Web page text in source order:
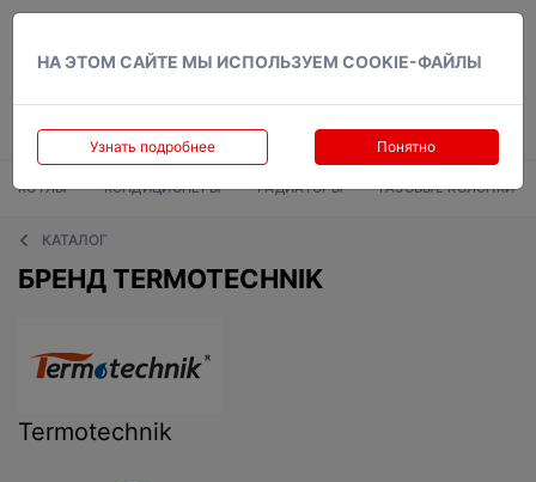
НА ЭТОМ САЙТЕ МЫ ИСПОЛЬЗУЕМ COOKIE-ФАЙЛЫ
Узнать подробнее Понятно
КОТЛЫ КОНДИЦИОНЕРЫ РАДИАТОРЫ ГАЗОВЫЕ КОЛОНКИ
КАТАЛОГ
БРЕНД TERMOTECHNIK
Termotechnik